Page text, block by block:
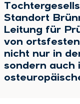
Standort
Leitung für
von
nicht nur in
sondern auch